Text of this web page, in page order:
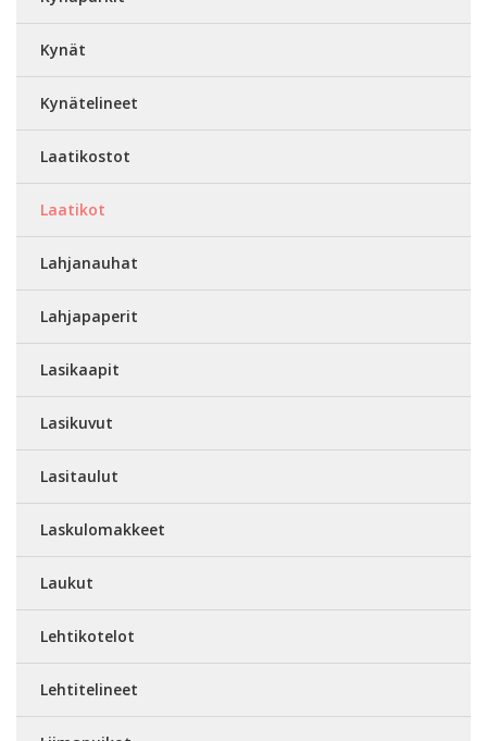
Kynät
Kynätelineet
Laatikostot
Laatikot
Lahjanauhat
Lahjapaperit
Lasikaapit
Lasikuvut
Lasitaulut
Laskulomakkeet
Laukut
Lehtikotelot
Lehtitelineet